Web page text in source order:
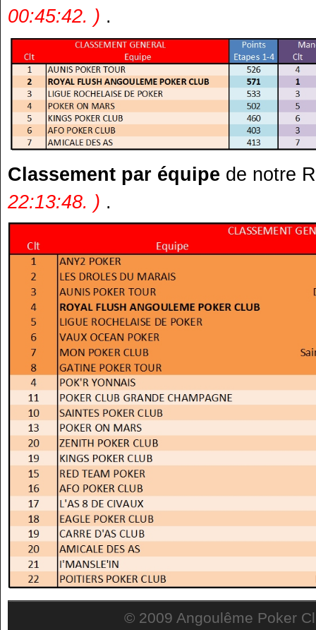
00:45:42. ) .
Classement par équipe de notre
22:13:48. ) .
© 2009 Angoulême Poker